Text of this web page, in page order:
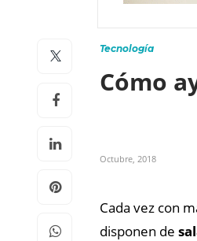
Tecnología
Cómo
Octubre, 2018
Cada vez con
disponen de